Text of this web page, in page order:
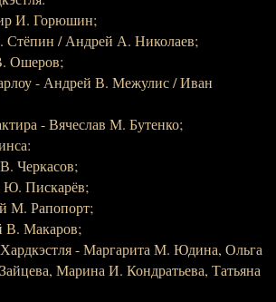
И. Горюшин;
Стёпин / Андрей А. Николаев;
Ошеров;
- Андрей В. Межулис / Иван
- Вячеслав М. Бутенко;
Черкасов;
Ю. Пискарёв;
М. Рапопорт;
В. Макаров;
- Маргарита М. Юдина, Ольга
Марина И. Кондратьева, Татьяна